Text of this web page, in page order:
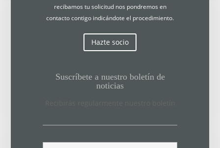
recibamos tu solicitud nos pondremos en
contacto contigo indicándote el procedimiento.
Hazte socio
Suscríbete a nuestro boletín de
noticias